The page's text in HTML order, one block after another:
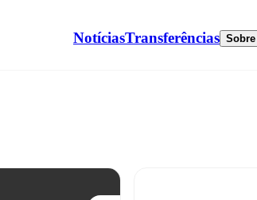
NotíciasTransferências